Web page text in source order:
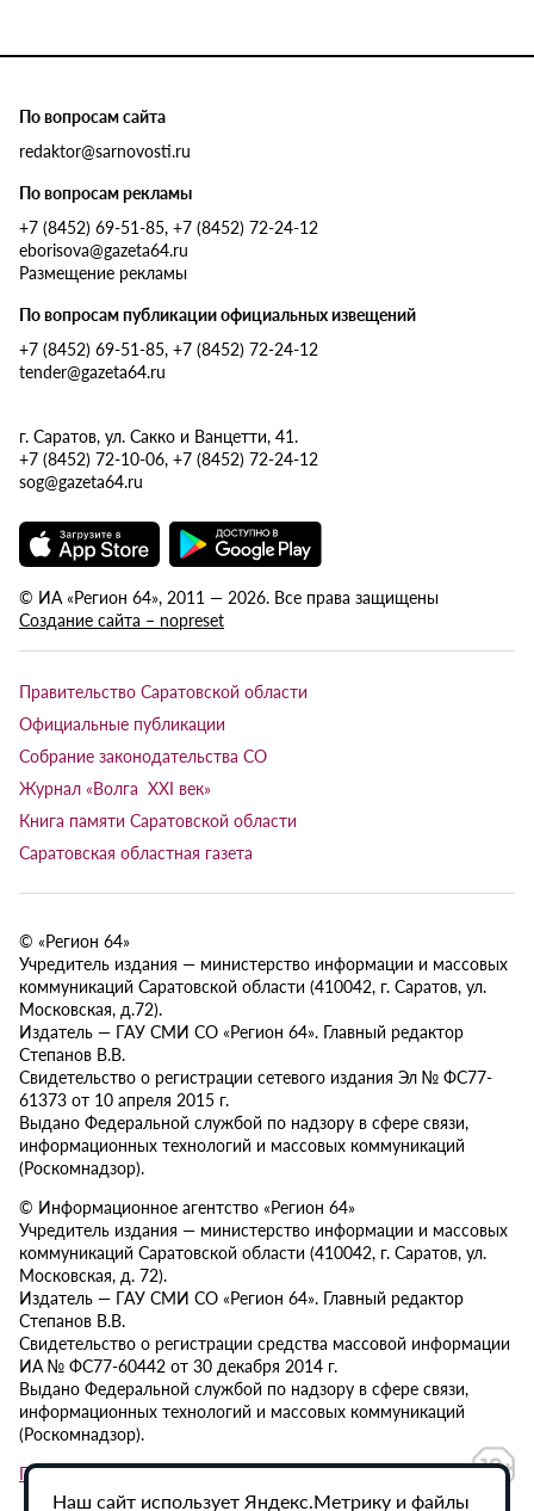
По вопросам сайта
redaktor@sarnovosti.ru
По вопросам рекламы
+7 (8452) 69-51-85, +7 (8452) 72-24-12
eborisova@gazeta64.ru
Размещение рекламы
По вопросам публикации официальных извещений
+7 (8452) 69-51-85, +7 (8452) 72-24-12
tender@gazeta64.ru
г. Саратов, ул. Сакко и Ванцетти, 41.
+7 (8452) 72-10-06, +7 (8452) 72-24-12
sog@gazeta64.ru
© ИА «Регион 64», 2011 — 2026. Все права защищены
Создание сайта – nopreset
Правительство Саратовской области
Официальные публикации
Собрание законодательства СО
Журнал «Волга XXI век»
Книга памяти Саратовской области
Саратовская областная газета
© «Регион 64»
Учредитель издания — министерство информации и массовых
коммуникаций Саратовской области (410042, г. Саратов, ул.
Московская, д.72).
Издатель — ГАУ СМИ СО «Регион 64». Главный редактор
Степанов В.В.
Свидетельство о регистрации сетевого издания Эл № ФС77-
61373 от 10 апреля 2015 г.
Выдано Федеральной службой по надзору в сфере связи,
информационных технологий и массовых коммуникаций
(Роскомнадзор).
© Информационное агентство «Регион 64»
Учредитель издания — министерство информации и массовых
коммуникаций Саратовской области (410042, г. Саратов, ул.
Московская, д. 72).
Издатель — ГАУ СМИ СО «Регион 64». Главный редактор
Степанов В.В.
Свидетельство о регистрации средства массовой информации
ИА № ФС77-60442 от 30 декабря 2014 г.
Выдано Федеральной службой по надзору в сфере связи,
информационных технологий и массовых коммуникаций
(Роскомнадзор).
Политика в отношении обработки персональных данных
Наш сайт использует Яндекс.Метрику и файлы